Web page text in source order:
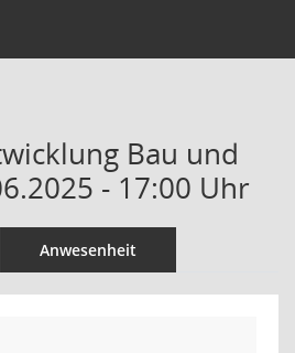
Bau und
- 17:00 Uhr
Anwesenheit